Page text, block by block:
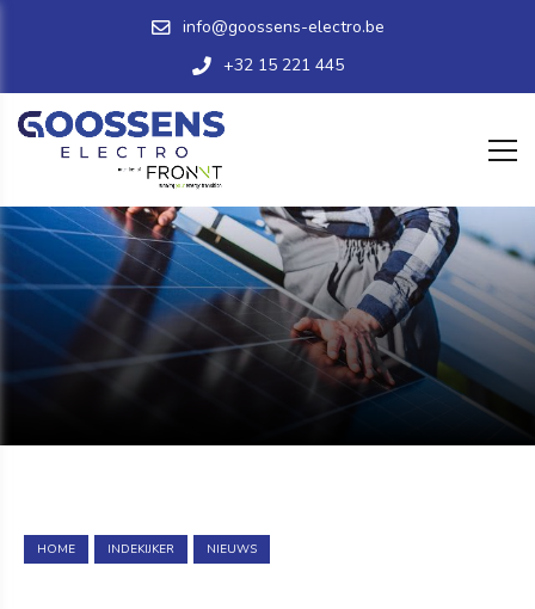
info@goossens-electro.be
+32 15 221 445
HOME INDEKIJKER NIEUWS